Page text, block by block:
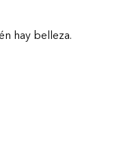
hay belleza.